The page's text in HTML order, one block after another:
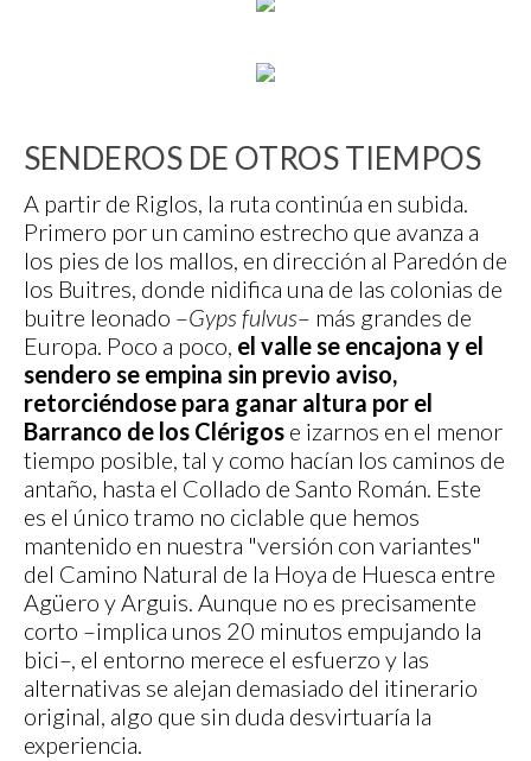
SENDEROS DE OTROS TIEMPOS
A partir de Riglos, la ruta continúa en subida.
Primero por un camino estrecho que avanza a
los pies de los mallos, en dirección al Paredón de
los Buitres, donde nidifica una de las colonias de
buitre leonado –Gyps fulvus– más grandes de
Europa. Poco a poco, el valle se encajona y el
sendero se empina sin previo aviso,
retorciéndose para ganar altura por el
Barranco de los Clérigos e izarnos en el menor
tiempo posible, tal y como hacían los caminos de
antaño, hasta el Collado de Santo Román. Este
es el único tramo no ciclable que hemos
mantenido en nuestra "versión con variantes"
del Camino Natural de la Hoya de Huesca entre
Agüero y Arguis. Aunque no es precisamente
corto –implica unos 20 minutos empujando la
bici–, el entorno merece el esfuerzo y las
alternativas se alejan demasiado del itinerario
original, algo que sin duda desvirtuaría la
experiencia.